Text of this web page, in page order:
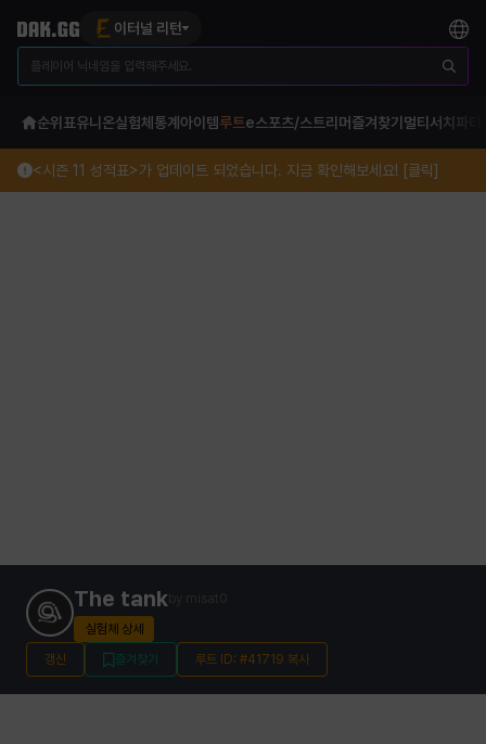
이터널 리턴
순위표유니온실험체 통계 아이템루트e스포츠/스트리머 즐겨찾기 멀티서치 파티
<시즌 11 성적표>가 업데이트 되었습니다. 지금 확인해보세요! [클릭]
The tank
실험체 상세
갱신
즐겨찾기 루트 ID: #41719 복사